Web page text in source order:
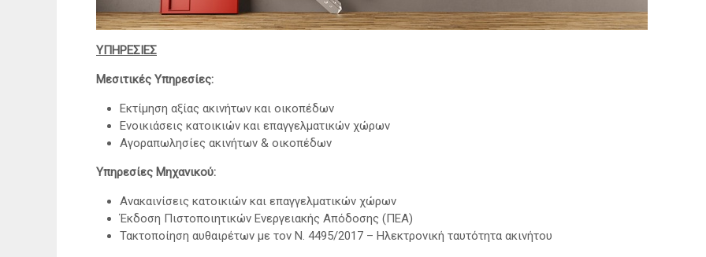
ΥΠΗΡΕΣΙΕΣ
Μεσιτικές Υπηρεσίες:
Εκτίμηση αξίας ακινήτων και οικοπέδων
Ενοικιάσεις κατοικιών και επαγγελματικών χώρων
Αγοραπωλησίες ακινήτων & οικοπέδων
Υπηρεσίες Μηχανικού:
Ανακαινίσεις κατοικιών και επαγγελματικών χώρων
Έκδοση Πιστοποιητικών Ενεργειακής Απόδοσης (ΠΕΑ)
Τακτοποίηση αυθαιρέτων με τον Ν. 4495/2017 – Ηλεκτρονική ταυτότητα ακινήτου